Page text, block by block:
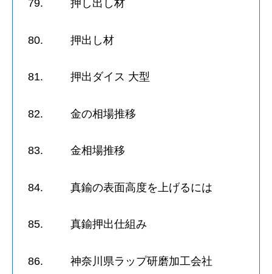
79. 押し出し材
80. 押出し材
81. 押出ダイス 大型
82. 金の相場推移
83. 金相場推移
84. 真鍮の表面高度を上げるには
85. 真鍮押出仕組み
86. 神奈川県ラップ研磨加工会社